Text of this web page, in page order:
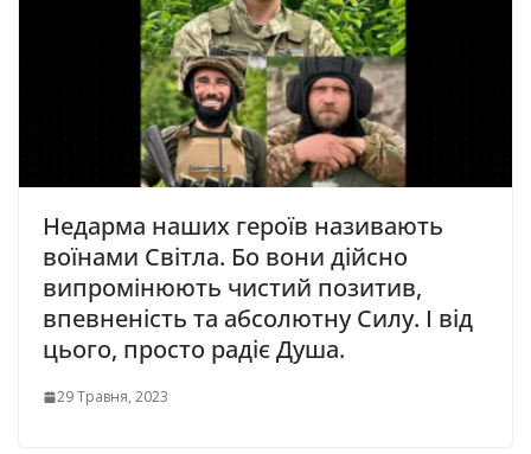
Недарма наших героїв називають
воїнами Світла. Бо вони дійсно
випромінюють чистий позитив,
впевненість та абсолютну Силу. І від
цього, просто радіє Душа.
29 Травня, 2023